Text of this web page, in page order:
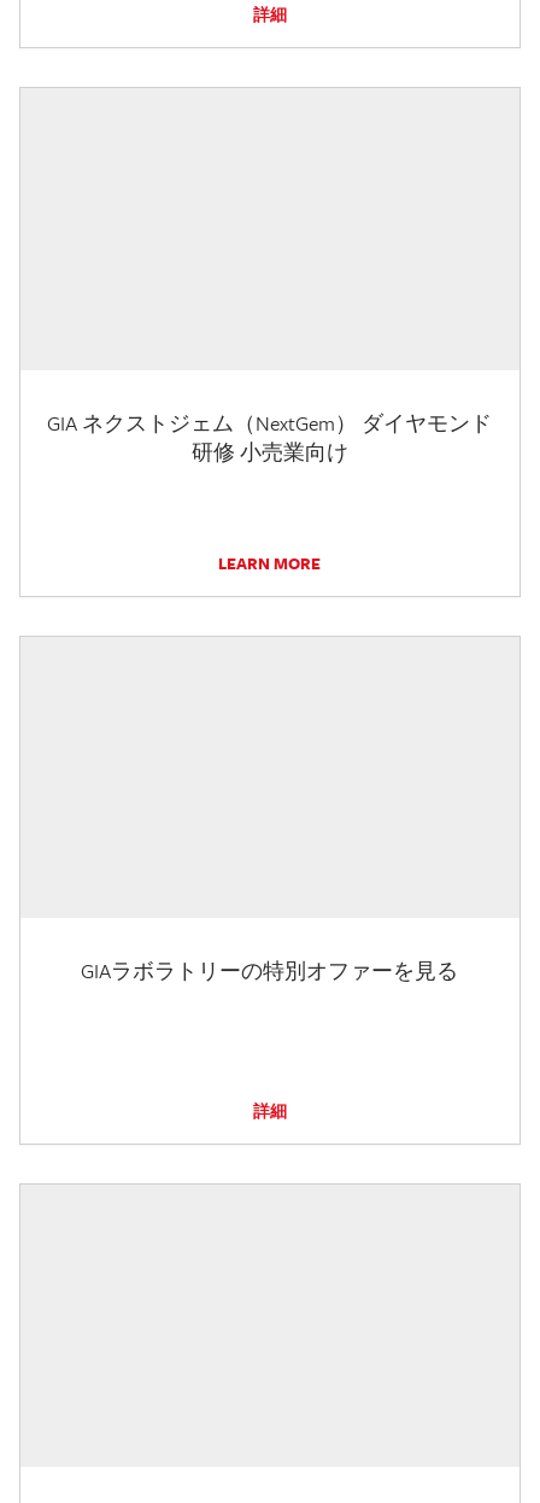
詳細
GIA ネクストジェム（NextGem） ダイヤモンド
研修 小売業向け
LEARN MORE
GIAラボラトリーの特別オファーを見る
詳細